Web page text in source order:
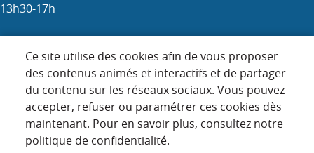
Ce site utilise des cookies afin de vous proposer
des contenus animés et interactifs et de partager
du contenu sur les réseaux sociaux. Vous pouvez
accepter, refuser ou paramétrer ces cookies dès
maintenant. Pour en savoir plus, consultez notre
politique de confidentialité.
13h30-17h
Menu
Pied
ACCUEIL
PLAN DU SITE